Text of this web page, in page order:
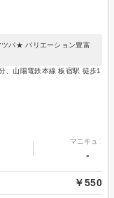
ツパ★ バリエーション豊富
、山陽電鉄本線 板宿駅 徒歩1
マニキュア
-
￥550